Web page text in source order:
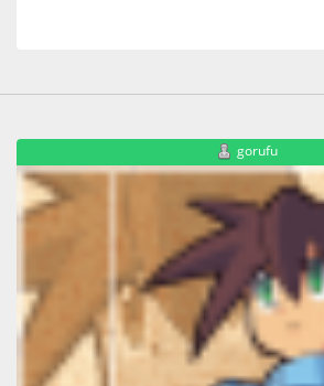
gorufu